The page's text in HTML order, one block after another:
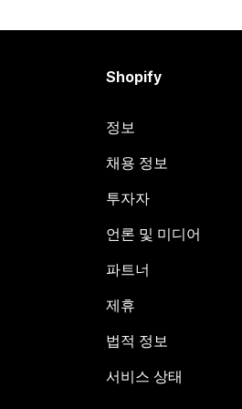
Shopify
정보
채용 정보
투자자
언론 및 미디어
파트너
제휴
법적 정보
서비스 상태